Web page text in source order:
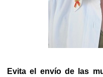
Evita el envío de las